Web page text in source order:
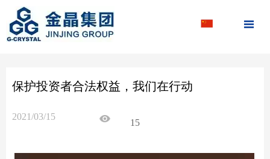

保护投资者合法权益，我们在行动
2021/03/15
15